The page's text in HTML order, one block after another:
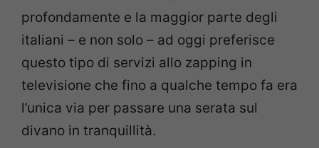
profondamente e la maggior parte degli
italiani – e non solo – ad oggi preferisce
questo tipo di servizi allo zapping in
televisione che fino a qualche tempo fa era
l’unica via per passare una serata sul
divano in tranquillità.